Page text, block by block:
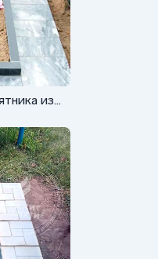
из